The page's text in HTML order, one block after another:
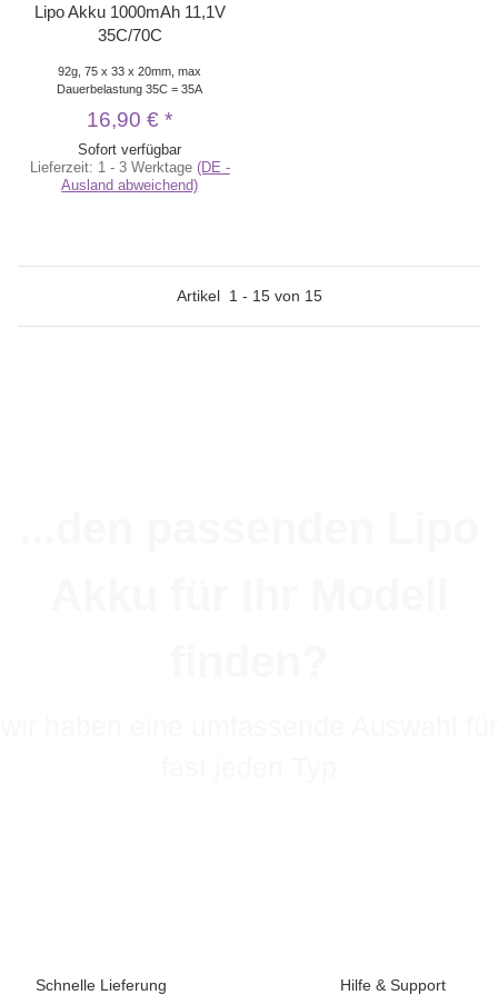
Lipo Akku 1000mAh 11,1V
35C/70C
92g, 75 x 33 x 20mm, max
Dauerbelastung 35C = 35A
16,90 €*
Sofort verfügbar
Lieferzeit: 1 - 3 Werktage (DE -
Ausland abweichend)
Artikel 1 - 15von 15
Schnelle Lieferung
Hilfe & Support